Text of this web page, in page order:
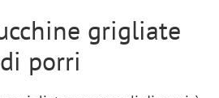
grigliate
porri